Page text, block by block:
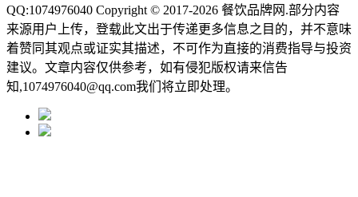
QQ:1074976040 Copyright © 2017-2026 餐饮品牌网 .部分内容
来源用户上传，登载此文出于传递更多信息之目的，并不意味
着赞同其观点或证实其描述，不可作为直接的消费指导与投资
建议。文章内容仅供参考，如有侵犯版权请来信告
知,1074976040@qq.com我们将立即处理。